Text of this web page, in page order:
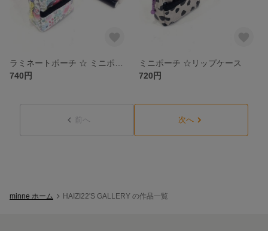
740円
ミニポーチ ☆リップケース
720円
前へ 次へ
minne ホーム HAIZI22'S GALLERY の作品一覧